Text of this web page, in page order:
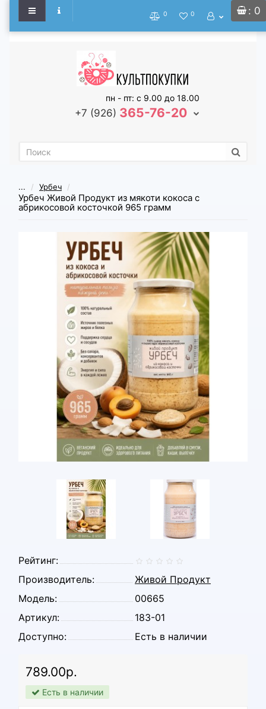
: 0
0 0
пн - пт: с 9.00 до 18.00
+7 (926) 365-76-20
... Урбеч
Урбеч Живой Продукт из мякоти кокоса с
абрикосовой косточкой 965 грамм
Рейтинг:
Производитель:
Живой Продукт
Модель:
00665
Артикул:
183-01
Доступно:
Есть в наличии
789.00р.
Есть в наличии